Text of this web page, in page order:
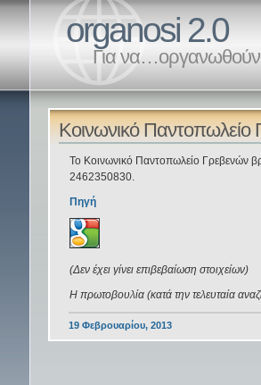
organosi 2.0
Για να…οργανωθούν
Κοινωνικό Παντοπωλείο
Το Κοινωνικό Παντοπωλείο Γρεβενών
2462350830.
Πηγή
(Δεν έχει γίνει επιβεβαίωση στοιχείων)
Η πρωτοβουλία (κατά την τελευταία
19 Φεβρουαρίου, 2013